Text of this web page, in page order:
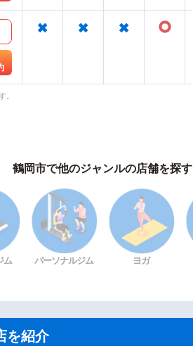
× × × ○
。
鶴岡市で他のジャンルの店舗を探す
ム パーソナルジム ヨガ
を紹介